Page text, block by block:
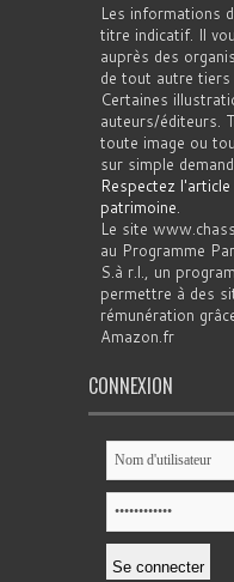
Les informations
titre indicatif. Il
auprès des
de tout autre tiers
Certaines
auteurs/éditeurs.
toute image ou
sur simple
Respectez
patrimoine.
Le site
au Programme
S.à r.l., un
permettre à des
rémunération
Amazon.fr
CONNEXION